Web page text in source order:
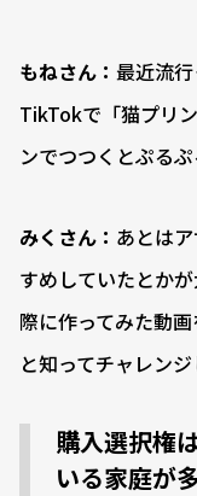
もねさん： 最近流
TikTokで「猫プリ
ンでつつくとぷるぷ
みくさん： あとは
すめしていたとか
際に作ってみた動
と知ってチャレン
購入選択権
いる家庭が